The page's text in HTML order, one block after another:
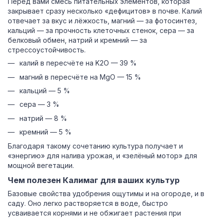
закрывает сразу несколько «дефицитов» в почве. Калий
отвечает за вкус и лёжкость, магний — за фотосинтез,
кальций — за прочность клеточных стенок, сера — за
белковый обмен, натрий и кремний — за
стрессоустойчивость.
калий в пересчёте на K2O — 39 %
магний в пересчёте на MgO — 15 %
кальций — 5 %
сера — 3 %
натрий — 8 %
кремний — 5 %
Благодаря такому сочетанию культура получает и
«энергию» для налива урожая, и «зелёный мотор» для
мощной вегетации.
Чем полезен Калимаг для ваших культур
Базовые свойства удобрения ощутимы и на огороде, и в
саду. Оно легко растворяется в воде, быстро
усваивается корнями и не обжигает растения при